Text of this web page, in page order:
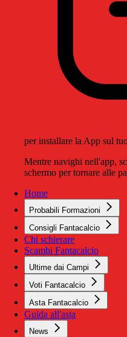
per installare la App sul
Mentre navighi nell'app,
schermo per tornare alle
Home
Probabili Formazioni
Consigli Fantacalcio
Chi schierare
Scambi Fantacalcio
Ultime dai Campi
Voti Fantacalcio
Asta Fantacalcio
Guida all'asta
News